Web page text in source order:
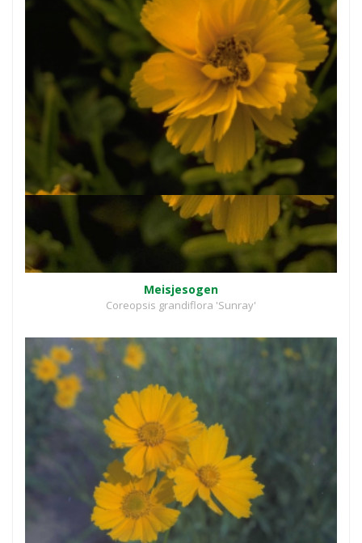
Meisjesogen
Coreopsis grandiflora 'Sunray'